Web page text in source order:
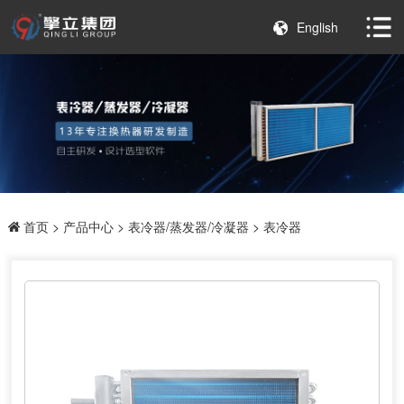
English
首页> 产品中心> 表冷器/蒸发器/冷凝器 > 表冷器